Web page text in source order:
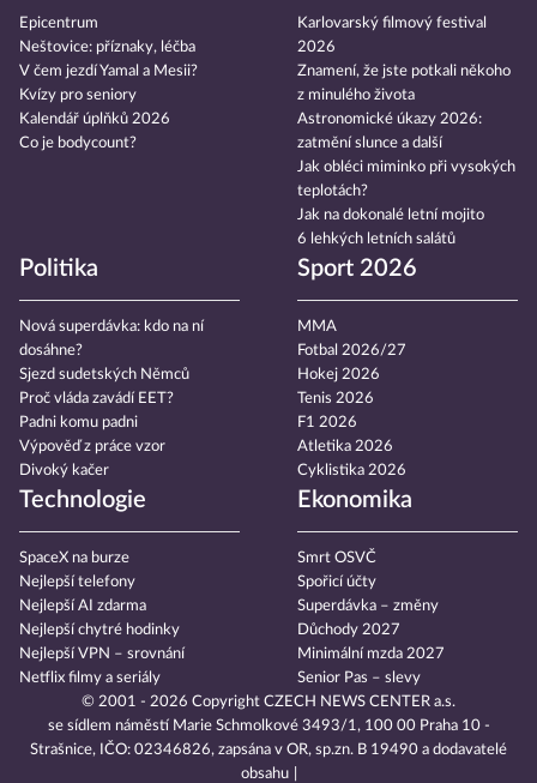
Epicentrum
Neštovice: příznaky, léčba
V čem jezdí Yamal a Mesii?
Kvízy pro seniory
Kalendář úplňků 2026
Co je bodycount?
Karlovarský filmový festival
2026
Znamení, že jste potkali někoho
z minulého života
Astronomické úkazy 2026:
zatmění slunce a další
Jak obléci miminko při vysokých
teplotách?
Jak na dokonalé letní mojito
6 lehkých letních salátů
Politika
Nová superdávka: kdo na ní
dosáhne?
Sjezd sudetských Němců
Proč vláda zavádí EET?
Padni komu padni
Výpověď z práce vzor
Divoký kačer
Sport 2026
MMA
Fotbal 2026/27
Hokej 2026
Tenis 2026
F1 2026
Atletika 2026
Cyklistika 2026
Technologie
SpaceX na burze
Nejlepší telefony
Nejlepší AI zdarma
Nejlepší chytré hodinky
Nejlepší VPN – srovnání
Netflix filmy a seriály
Ekonomika
Smrt OSVČ
Spořicí účty
Superdávka – změny
Důchody 2027
Minimální mzda 2027
Senior Pas – slevy
© 2001 - 2026 Copyright CZECH NEWS CENTER a.s.
se sídlem náměstí Marie Schmolkové 3493/1, 100 00 Praha 10 -
Strašnice, IČO: 02346826, zapsána v OR, sp.zn. B 19490 a dodavatelé
obsahu